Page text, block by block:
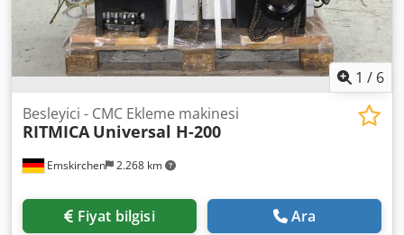
basıncı 6 bar Güç tüketimi: Elektrik gücü 6,2 kWh Basınçlı
hava gereksinimi 15 NL/dak. Boyutlar ve ağırlık (temel
makine): 2940 mm U x 1000 mm G x 1530 mm Y. 3200 kg
1 / 6
Emskirchen 2.268 km
Besleyici - CMC Ekleme makinesi
RITMICA Universal H-200
Fiyat bilgisi Ara